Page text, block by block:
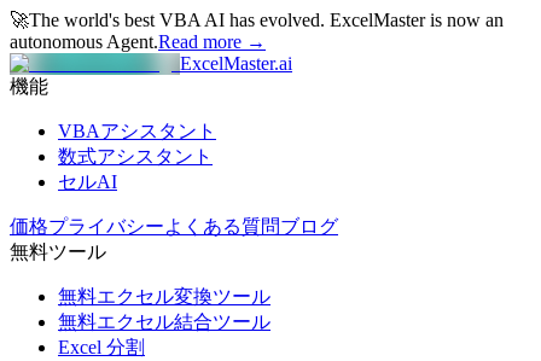
🚀The world's best VBA AI has evolved. ExcelMaster is now an
autonomous Agent.Read more →
ExcelMaster.ai
機能
VBAアシスタント
数式アシスタント
セルAI
価格プライバシーよくある質問ブログ
無料ツール
無料エクセル変換ツール
無料エクセル結合ツール
Excel 分割